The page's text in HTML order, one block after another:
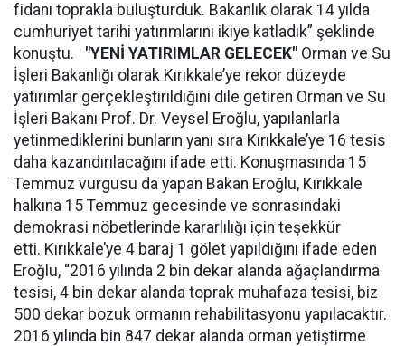
fidanı toprakla buluşturduk. Bakanlık olarak 14 yılda
cumhuriyet tarihi yatırımlarını ikiye katladık” şeklinde
konuştu. "YENİ YATIRIMLAR GELECEK" Orman ve Su
İşleri Bakanlığı olarak Kırıkkale’ye rekor düzeyde
yatırımlar gerçekleştirildiğini dile getiren Orman ve Su
İşleri Bakanı Prof. Dr. Veysel Eroğlu, yapılanlarla
yetinmediklerini bunların yanı sıra Kırıkkale’ye 16 tesis
daha kazandırılacağını ifade etti. Konuşmasında 15
Temmuz vurgusu da yapan Bakan Eroğlu, Kırıkkale
halkına 15 Temmuz gecesinde ve sonrasındaki
demokrasi nöbetlerinde kararlılığı için teşekkür
etti. Kırıkkale’ye 4 baraj 1 gölet yapıldığını ifade eden
Eroğlu, “2016 yılında 2 bin dekar alanda ağaçlandırma
tesisi, 4 bin dekar alanda toprak muhafaza tesisi, biz
500 dekar bozuk ormanın rehabilitasyonu yapılacaktır.
2016 yılında bin 847 dekar alanda orman yetiştirme